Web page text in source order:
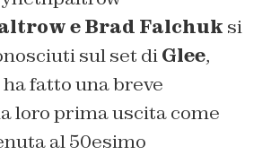
e Brad Falchuk si
sul set diGlee,
ha fatto una breve
loro prima uscita come
al 50esimo